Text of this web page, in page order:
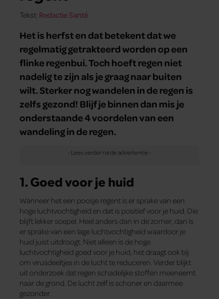
Tekst: Redactie Santé
Het is herfst en dat betekent dat we
regelmatig getrakteerd worden op een
flinke regenbui. Toch hoeft regen niet
nadelig te zijn als je graag naar buiten
wilt. Sterker nog wandelen in de regen is
zelfs gezond! Blijf je binnen dan mis je
onderstaande 4 voordelen van een
wandeling in de regen.
1. Goed voor je huid
Wanneer het een poosje regent is er sprake van een
hoge luchtvochtigheid en dat is positief voor je huid. Die
blijft lekker soepel. Heel anders dan in de zomer, dan is
er sprake van een lage luchtvochtigheid waardoor je
huid juist uitdroogt. Niet alleen is de hoge
luchtvochtigheid goed voor je huid, het draagt ook bij
om virusdeeltjes in de lucht te reduceren. Verder blijkt
uit onderzoek dat regen schadelijke stoffen meeneemt
naar de grond. De lucht zelf is schoner en daarmee
gezonder.